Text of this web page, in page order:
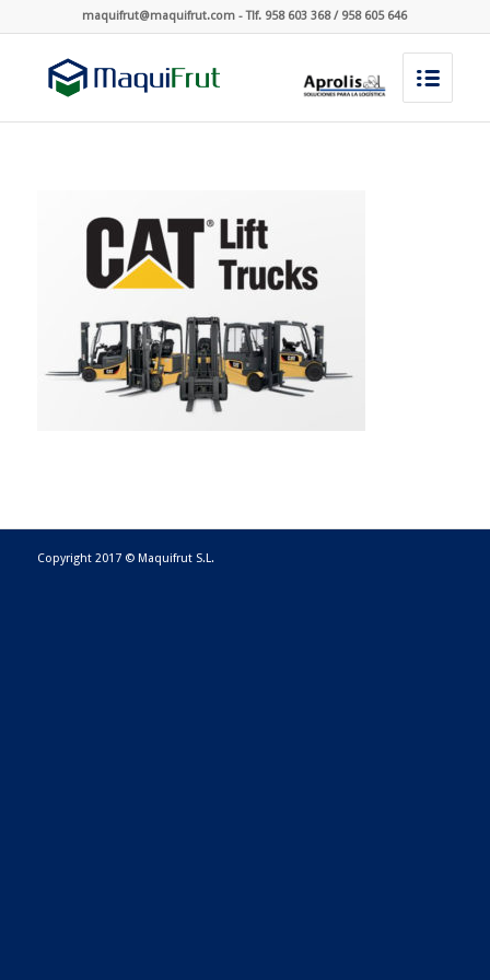
maquifrut@maquifrut.com - Tlf. 958 603 368 / 958 605 646
Copyright 2017 © Maquifrut S.L.